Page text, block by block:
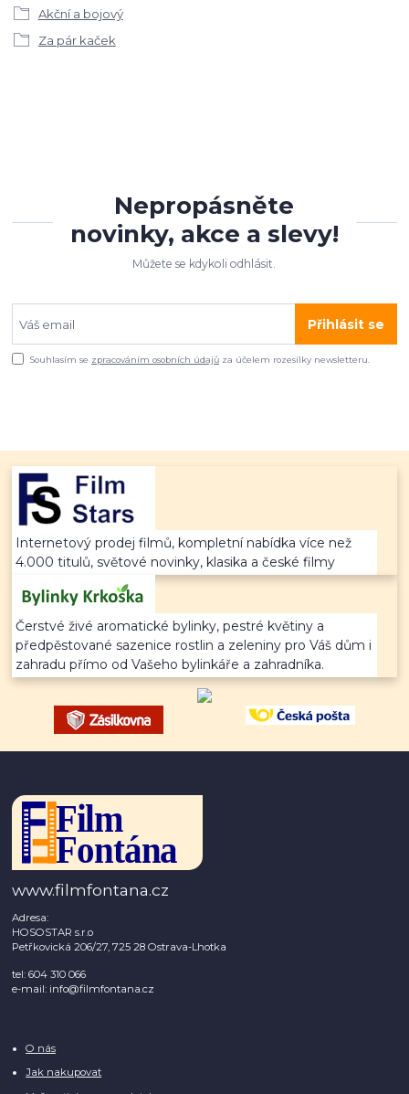
Akční a bojový
Za pár kaček
Nepropásněte
novinky, akce a slevy!
Můžete se kdykoli odhlásit.
Přihlásit se
Souhlasím se zpracováním osobních údajů za účelem rozesílky newsletteru.
Internetový prodej filmů, kompletní nabídka více než
4.000 titulů, světové novinky, klasika a české filmy
Čerstvé živé aromatické bylinky, pestré květiny a
předpěstované sazenice rostlin a zeleniny pro Váš dům i
zahradu přímo od Vašeho bylinkáře a zahradníka.
www.filmfontana.cz
Adresa:
HOSOSTAR s.r.o
Petřkovická 206/27, 725 28 Ostrava-Lhotka
tel: 604 310 066
e-mail: info@filmfontana.cz
O nás
Jak nakupovat